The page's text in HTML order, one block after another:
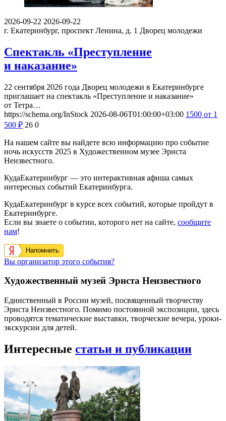
2026-09-22 2026-09-22
г. Екатеринбург, проспект Ленина, д. 1 Дворец молодежи
Спектакль «Преступление
и наказание»
22 сентября 2026 года Дворец молодежи в Екатеринбурге
приглашает на спектакль «Преступление и наказание»
от Тетра…
https://schema.org/InStock 2026-08-06T01:00:00+03:00 1500 от 1
500 ₽ 26 0
На нашем сайте вы найдете всю информацию про событие
ночь искусств 2025 в Художественном музее Эрнста
Неизвестного.
КудаЕкатеринбург — это интерактивная афиша самых
интересных событий Екатеринбурга.
КудаЕкатеринбург в курсе всех событий, которые пройдут в
Екатеринбурге.
Если вы знаете о событии, которого нет на сайте, сообщите
нам!
Напомнить
Вы организатор этого события?
Художественный музей Эрнста Неизвестного
Единственный в России музей, посвященный творчеству
Эрнста Неизвестного. Помимо постоянной экспозиции, здесь
проводятся тематические выставки, творческие вечера, уроки-
экскурсии для детей.
Интересные статьи и публикации